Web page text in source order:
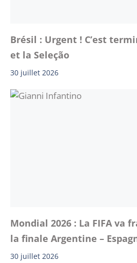
Brésil : Urgent ! C’est
et la Seleção
30 juillet 2026
Mondial 2026 : La FIFA va
la finale Argentine –
30 juillet 2026